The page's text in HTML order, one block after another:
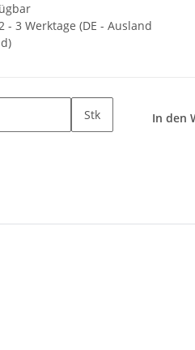
- 3 Werktage (DE - Ausland
Stk In den